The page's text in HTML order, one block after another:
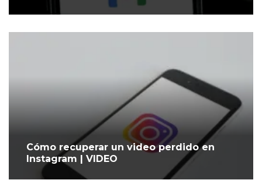
Cómo recuperar un video perdido en
Instagram | VIDEO